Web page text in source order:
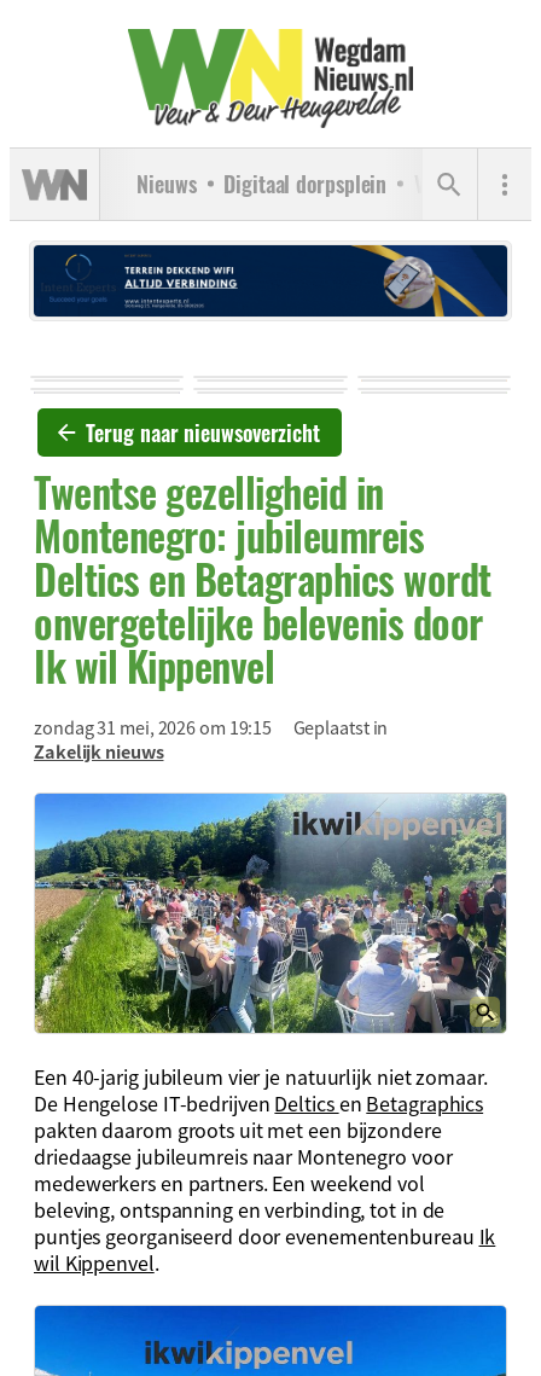
Nieuws Digitaal dorpsplein Verenigingen
Terug naar nieuwsoverzicht
Twentse gezelligheid in
Montenegro: jubileumreis
Deltics en Betagraphics wordt
onvergetelijke belevenis door
Ik wil Kippenvel
zondag 31 mei, 2026 om 19:15
Geplaatst in
Zakelijk nieuws
Een 40-jarig jubileum vier je natuurlijk niet zomaar.
De Hengelose IT-bedrijven Delticsen Betagraphics
pakten daarom groots uit met een bijzondere
driedaagse jubileumreis naar Montenegro voor
medewerkers en partners. Een weekend vol
beleving, ontspanning en verbinding, tot in de
puntjes georganiseerd door evenementenbureau Ik
wil Kippenvel.